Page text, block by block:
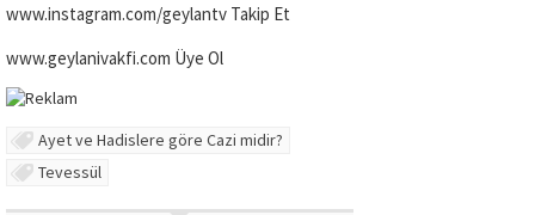
www.instagram.com/geylantv Takip Et
www.geylanivakfi.com Üye Ol
Ayet ve Hadislere göre Cazi midir?
Tevessül